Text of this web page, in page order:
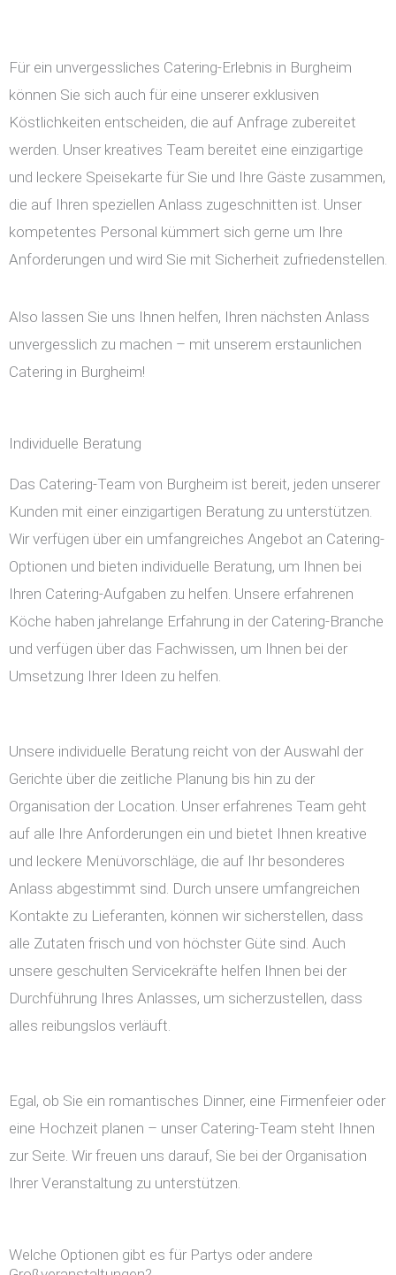
Für ein unvergessliches Catering-Erlebnis in Burgheim
können Sie sich auch für eine unserer exklusiven
Köstlichkeiten entscheiden, die auf Anfrage zubereitet
werden. Unser kreatives Team bereitet eine einzigartige
und leckere Speisekarte für Sie und Ihre Gäste zusammen,
die auf Ihren speziellen Anlass zugeschnitten ist. Unser
kompetentes Personal kümmert sich gerne um Ihre
Anforderungen und wird Sie mit Sicherheit zufriedenstellen.
Also lassen Sie uns Ihnen helfen, Ihren nächsten Anlass
unvergesslich zu machen – mit unserem erstaunlichen
Catering in Burgheim!
Individuelle Beratung
Das Catering-Team von Burgheim ist bereit, jeden unserer
Kunden mit einer einzigartigen Beratung zu unterstützen.
Wir verfügen über ein umfangreiches Angebot an Catering-
Optionen und bieten individuelle Beratung, um Ihnen bei
Ihren Catering-Aufgaben zu helfen. Unsere erfahrenen
Köche haben jahrelange Erfahrung in der Catering-Branche
und verfügen über das Fachwissen, um Ihnen bei der
Umsetzung Ihrer Ideen zu helfen.
Unsere individuelle Beratung reicht von der Auswahl der
Gerichte über die zeitliche Planung bis hin zu der
Organisation der Location. Unser erfahrenes Team geht
auf alle Ihre Anforderungen ein und bietet Ihnen kreative
und leckere Menüvorschläge, die auf Ihr besonderes
Anlass abgestimmt sind. Durch unsere umfangreichen
Kontakte zu Lieferanten, können wir sicherstellen, dass
alle Zutaten frisch und von höchster Güte sind. Auch
unsere geschulten Servicekräfte helfen Ihnen bei der
Durchführung Ihres Anlasses, um sicherzustellen, dass
alles reibungslos verläuft.
Egal, ob Sie ein romantisches Dinner, eine Firmenfeier oder
eine Hochzeit planen – unser Catering-Team steht Ihnen
zur Seite. Wir freuen uns darauf, Sie bei der Organisation
Ihrer Veranstaltung zu unterstützen.
Welche Optionen gibt es für Partys oder andere